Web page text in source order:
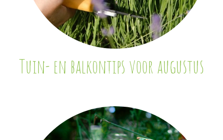
Tuin- en balkontips voor augustus